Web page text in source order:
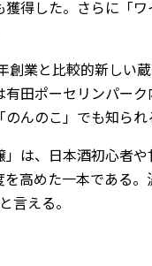
獲得した。さらに「
創業と比較的新しい
有田ポーセリンパー
んのこ」でも知ら
は、日本酒初心者
高めた一本である
言える。